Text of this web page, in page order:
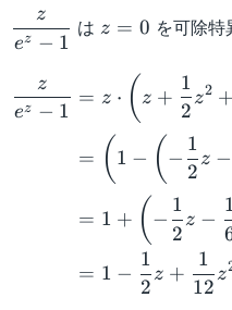
\dfrac{z}
{e^z - 1}
ez − 1
z
は z=0
z = 0 を可除特
ez − 1
z
= z ⋅ ( z +
2
1
z2 +
= ( 1 − ( −
2
1
z −
= 1 + ( −
2
1
z −
1
= 1 −
2
1
z +
12
1
z